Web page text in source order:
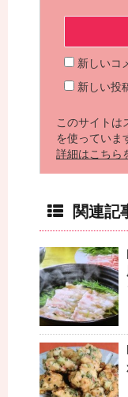
新しいコ
新しい投
このサイトは
を使っていま
詳細はこちら
関連記